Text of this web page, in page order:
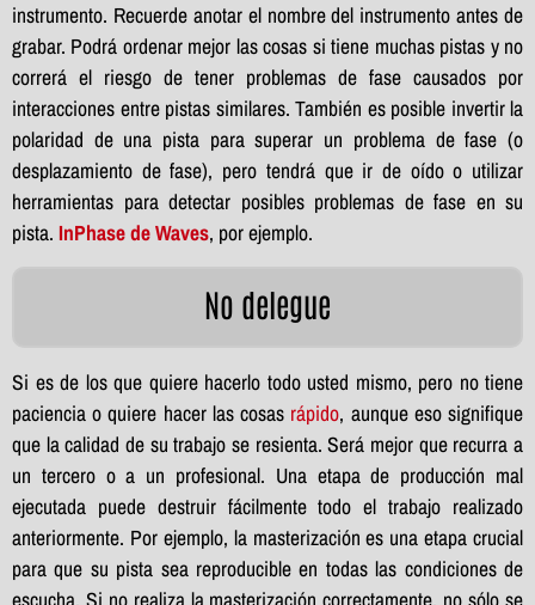
instrumento. Recuerde anotar el nombre del instrumento antes de
grabar. Podrá ordenar mejor las cosas si tiene muchas pistas y no
correrá el riesgo de tener problemas de fase causados por
interacciones entre pistas similares. También es posible invertir la
polaridad de una pista para superar un problema de fase (o
desplazamiento de fase), pero tendrá que ir de oído o utilizar
herramientas para detectar posibles problemas de fase en su
pista. InPhase de Waves, por ejemplo.
No delegue
Si es de los que quiere hacerlo todo usted mismo, pero no tiene
paciencia o quiere hacer las cosas rápido, aunque eso signifique
que la calidad de su trabajo se resienta. Será mejor que recurra a
un tercero o a un profesional. Una etapa de producción mal
ejecutada puede destruir fácilmente todo el trabajo realizado
anteriormente. Por ejemplo, la masterización es una etapa crucial
para que su pista sea reproducible en todas las condiciones de
escucha. Si no realiza la masterización correctamente, no sólo se